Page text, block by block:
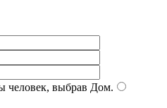
человек, выбрав Дом.